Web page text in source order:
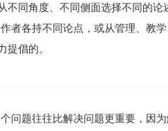
不同角度、不同侧面选择不同的
者各持不同论点，或从管理、教
提倡的。
问题往往比解决问题更重要，因